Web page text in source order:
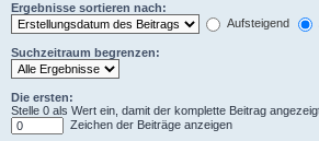
Ergebnisse sortieren nach:
Aufsteigend
Suchzeitraum begrenzen:
Die ersten:
Stelle 0 als Wert ein, damit der komplette Beitrag
Zeichen der Beiträge anzeigen